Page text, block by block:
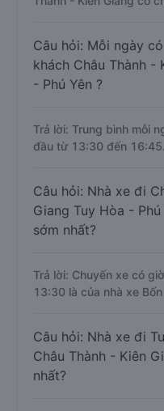
Câu hỏi: Mỗi ngày
khách Châu Thành -
- Phú Yên ?
Trả lời: Trung bình mỗi
đầu từ 13:30 đến 16:45.
Câu hỏi: Nhà xe đi
Giang Tuy Hòa -
sớm nhất?
Trả lời: Chuyến xe có
13:30 là của nhà xe
Câu hỏi: Nhà xe đi
Châu Thành - Kiên
nhất?